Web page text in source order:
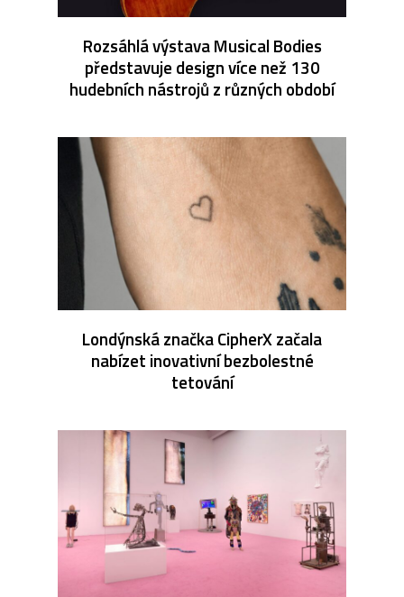
Rozsáhlá výstava Musical Bodies
představuje design více než 130
hudebních nástrojů z různých období
Londýnská značka CipherX začala
nabízet inovativní bezbolestné
tetování